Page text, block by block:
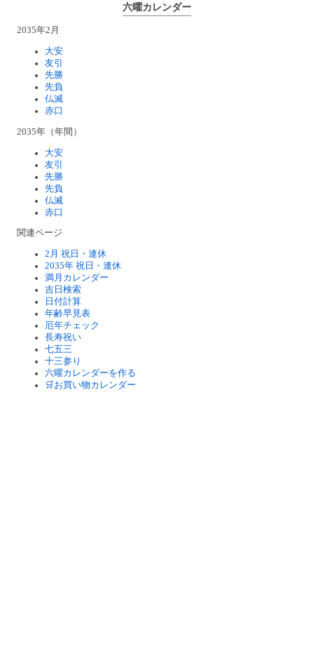
六曜カレンダー
2035年2月
大安
友引
先勝
先負
仏滅
赤口
2035年（年間）
大安
友引
先勝
先負
仏滅
赤口
関連ページ
2月 祝日・連休
2035年 祝日・連休
満月カレンダー
吉日検索
日付計算
年齢早見表
厄年チェック
長寿祝い
七五三
十三参り
六曜カレンダーを作る
🛒お買い物カレンダー